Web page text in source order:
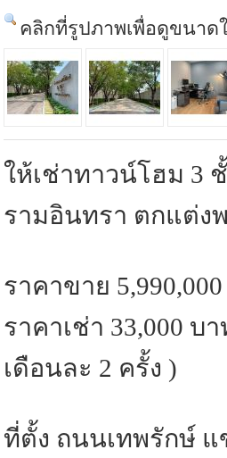
คลิกที่รูปภาพเพื่อดูขนาด
ให้เช่าทาวน์โฮม 3
รามอินทรา ตกแต่ง
ราคาขาย
ราคาเช่า 33,000
เดือนละ 2 ครั้ง )
ที่ตั้ง ถนนเทพรักษ์ แ